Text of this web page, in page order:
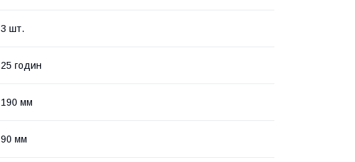
3 шт.
25 годин
190 мм
90 мм